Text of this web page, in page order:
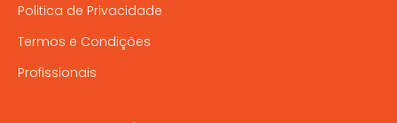
Politica de Privacidade
Termos e Condições
Profissionais